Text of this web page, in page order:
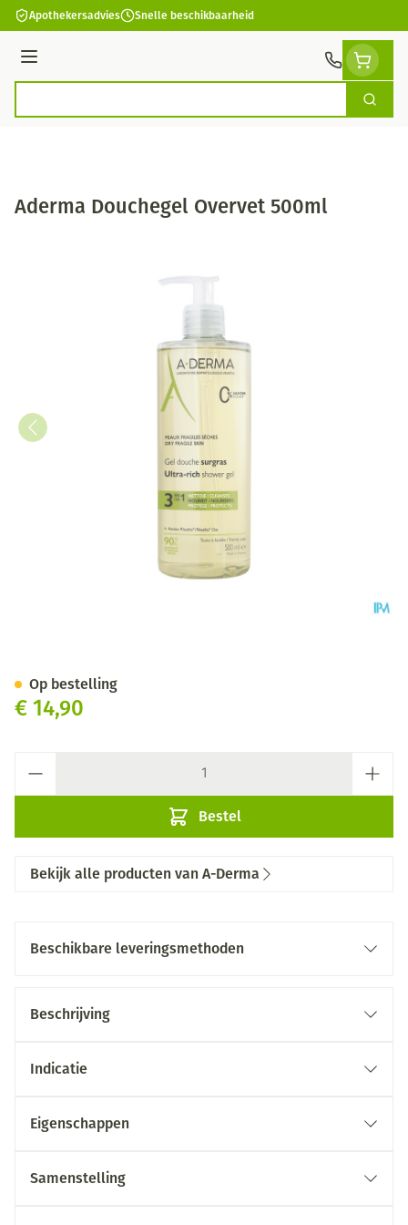
Ga naar de inhoud
Apothekersadvies Snelle beschikbaarheid
Menu
Zoek
Aderma Douchegel Overvet 500ml
€ 14,90
Bestel
Op bestelling
Bekijk alle producten van A-Derma
Beschikbare leveringsmethoden
Beschrijving
Indicatie
Eigenschappen
Samenstelling